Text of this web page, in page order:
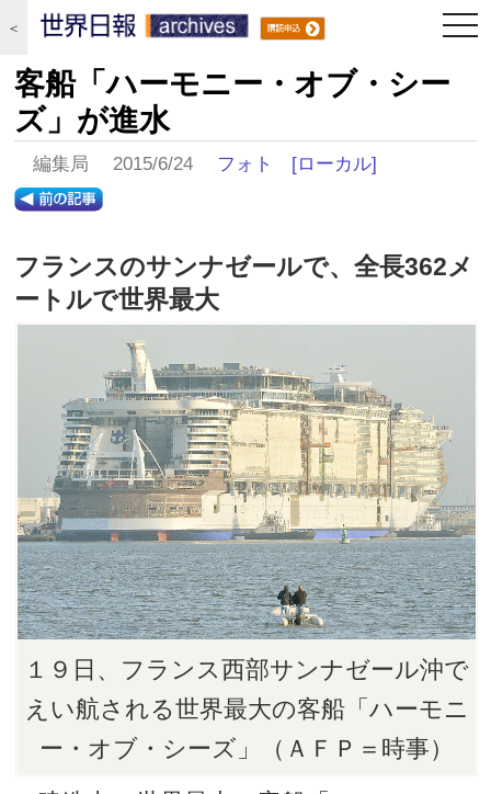
＜
客船「ハーモニー・オブ・シー
ズ」が進水
編集局 2015/6/24 フォト [ローカル]
フランスのサンナゼールで、全長362メ
ートルで世界最大
１９日、フランス西部サンナゼール沖で
えい航される世界最大の客船「ハーモニ
ー・オブ・シーズ」（ＡＦＰ＝時事）